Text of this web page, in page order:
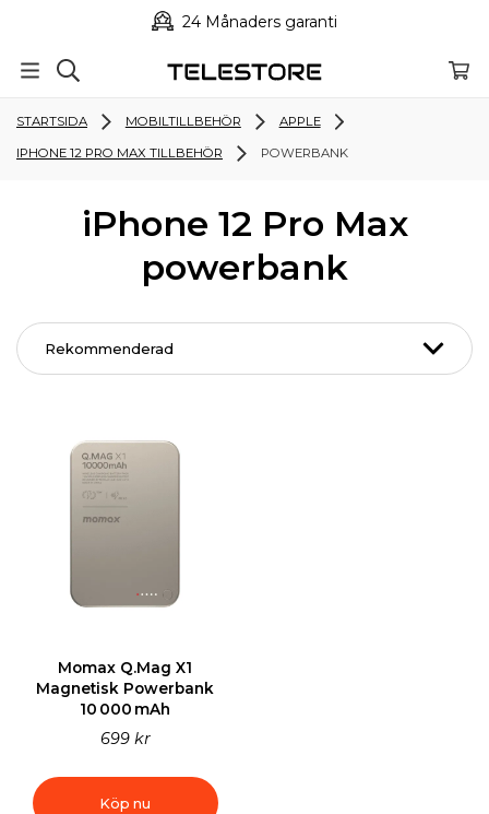
24 Månaders garanti
STARTSIDA MOBILTILLBEHÖR APPLE
IPHONE 12 PRO MAX TILLBEHÖR POWERBANK
iPhone 12 Pro Max
powerbank
Momax Q.Mag X1
Magnetisk Powerbank
10 000 mAh
699 kr
Köp nu